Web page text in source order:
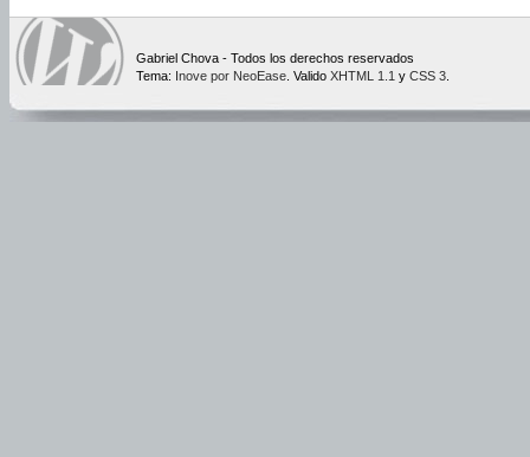
Gabriel Chova - Todos los derechos reservados
Tema: Inove por NeoEase . Valido XHTML 1.1 y CSS 3